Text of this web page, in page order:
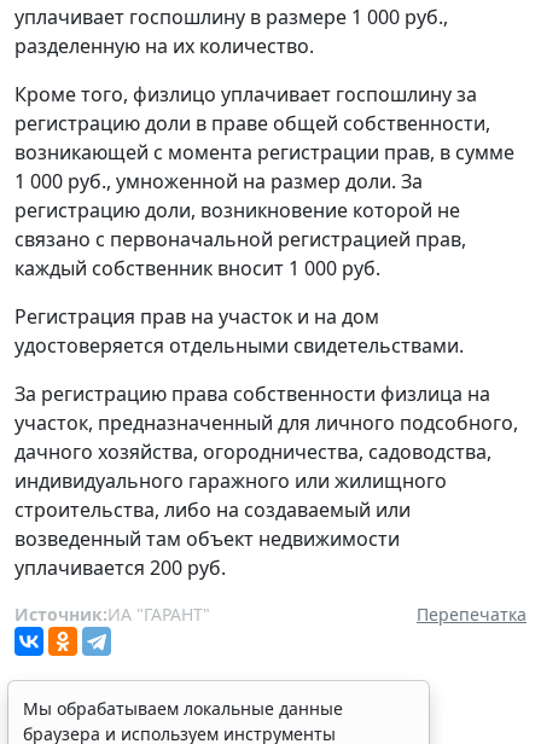
уплачивает госпошлину в размере 1 000 руб.,
разделенную на их количество.
Кроме того, физлицо уплачивает госпошлину за
регистрацию доли в праве общей собственности,
возникающей с момента регистрации прав, в сумме
1 000 руб., умноженной на размер доли. За
регистрацию доли, возникновение которой не
связано с первоначальной регистрацией прав,
каждый собственник вносит 1 000 руб.
Регистрация прав на участок и на дом
удостоверяется отдельными свидетельствами.
За регистрацию права собственности физлица на
участок, предназначенный для личного подсобного,
дачного хозяйства, огородничества, садоводства,
индивидуального гаражного или жилищного
строительства, либо на создаваемый или
возведенный там объект недвижимости
уплачивается 200 руб.
Источник:ИА "ГАРАНТ" Перепечатка
Мы обрабатываем локальные данные
браузера и используем инструменты